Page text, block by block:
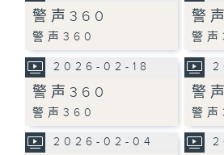
警声360
警声360
警
警
2026-02-18
警声360
警声360
警
警
2026-02-04